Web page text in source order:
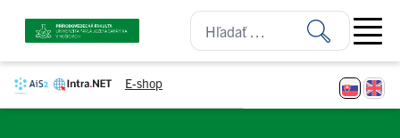
E-shop
Open